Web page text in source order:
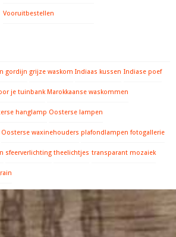
Vooruitbestellen
gordijn grijze waskom Indiaas kussen Indiase poef
je tuinbank Marokkaanse waskommen
hanglamp Oosterse lampen
Oosterse waxinehouders plafondlampen fotogallerie
sfeerverlichting theelichtjes transparant mozaiek